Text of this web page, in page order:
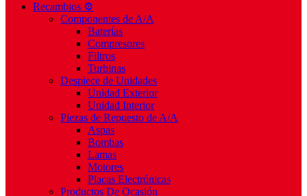
Recambios ⚙️
Componentes de A/A
Baterías
Compresores
Filtros
Turbinas
Despiece de Unidades
Unidad Exterior
Unidad Interior
Piezas de Repuesto de A/A
Aspas
Bombas
Lamas
Motores
Placas Electrónicas
Productos De Ocasión